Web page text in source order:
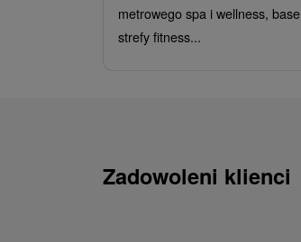
metrowego spa i wellness,
strefy fitness...
Zadowoleni klienci